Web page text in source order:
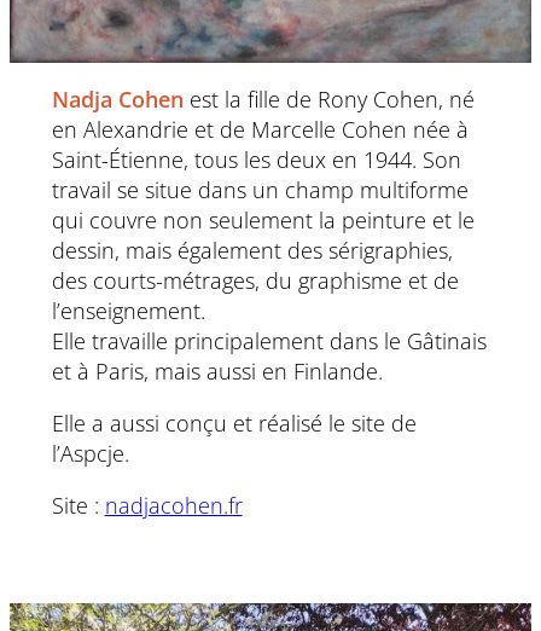
Nadja Cohen est la fille de Rony Cohen, né
en Alexandrie et de Marcelle Cohen née à
Saint-Étienne, tous les deux en 1944. Son
travail se situe dans un champ multiforme
qui couvre non seulement la peinture et le
dessin, mais également des sérigraphies,
des courts-métrages, du graphisme et de
l’enseignement.
Elle travaille principalement dans le Gâtinais
et à Paris, mais aussi en Finlande.
Elle a aussi conçu et réalisé le site de
l’Aspcje.
Site : nadjacohen.fr